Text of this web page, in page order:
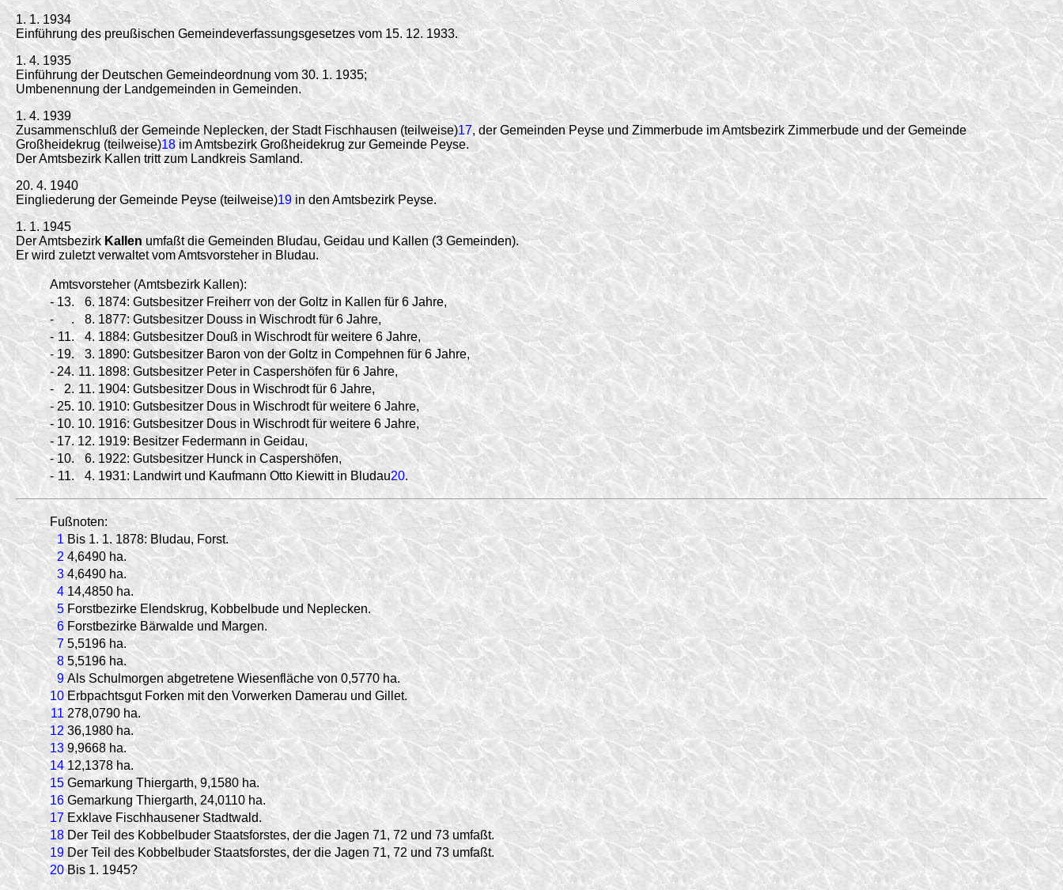
1. 1. 1934
Einführung des preußischen Gemeindeverfassungsgesetzes vom 15. 12. 1933.
1. 4. 1935
Einführung der Deutschen Gemeindeordnung vom 30. 1. 1935;
Umbenennung der Landgemeinden in Gemeinden.
1. 4. 1939
Zusammenschluß der Gemeinde Neplecken, der Stadt Fischhausen (teilweise)17, der Gemeinden Peyse und Zimmerbude im Amtsbezirk Zimmerbude und der Gemeinde
Großheidekrug (teilweise)18im Amtsbezirk Großheidekrug zur Gemeinde Peyse.
Der Amtsbezirk Kallen tritt zum Landkreis Samland.
20. 4. 1940
Eingliederung der Gemeinde Peyse (teilweise)19 in den Amtsbezirk Peyse.
1. 1. 1945
Der AmtsbezirkKallenumfaßt die Gemeinden Bludau, Geidau und Kallen (3 Gemeinden).
Er wird zuletzt verwaltet vom Amtsvorsteher in Bludau.
Amtsvorsteher (Amtsbezirk Kallen):
- 13. 6. 1874: Gutsbesitzer Freiherr von der Goltz in Kallen für 6 Jahre,
-
. 8. 1877: Gutsbesitzer Douss in Wischrodt für 6 Jahre,
- 11. 4. 1884: Gutsbesitzer Douß in Wischrodt für weitere 6 Jahre,
- 19. 3. 1890: Gutsbesitzer Baron von der Goltz in Compehnen für 6 Jahre,
- 24. 11. 1898: Gutsbesitzer Peter in Caspershöfen für 6 Jahre,
-
2. 11. 1904: Gutsbesitzer Dous in Wischrodt für 6 Jahre,
- 25. 10. 1910: Gutsbesitzer Dous in Wischrodt für weitere 6 Jahre,
- 10. 10. 1916: Gutsbesitzer Dous in Wischrodt für weitere 6 Jahre,
- 17. 12. 1919: Besitzer Federmann in Geidau,
- 10. 6. 1922: Gutsbesitzer Hunck in Caspershöfen,
- 11. 4. 1931: Landwirt und Kaufmann Otto Kiewitt in Bludau20.
Fußnoten:
1 Bis 1. 1. 1878: Bludau, Forst.
2 4,6490 ha.
3 4,6490 ha.
4 14,4850 ha.
5 Forstbezirke Elendskrug, Kobbelbude und Neplecken.
6 Forstbezirke Bärwalde und Margen.
7 5,5196 ha.
8 5,5196 ha.
9 Als Schulmorgen abgetretene Wiesenfläche von 0,5770 ha.
10 Erbpachtsgut Forken mit den Vorwerken Damerau und Gillet.
11 278,0790 ha.
12 36,1980 ha.
13 9,9668 ha.
14 12,1378 ha.
15 Gemarkung Thiergarth, 9,1580 ha.
16 Gemarkung Thiergarth, 24,0110 ha.
17 Exklave Fischhausener Stadtwald.
18 Der Teil des Kobbelbuder Staatsforstes, der die Jagen 71, 72 und 73 umfaßt.
19 Der Teil des Kobbelbuder Staatsforstes, der die Jagen 71, 72 und 73 umfaßt.
20 Bis 1. 1945?